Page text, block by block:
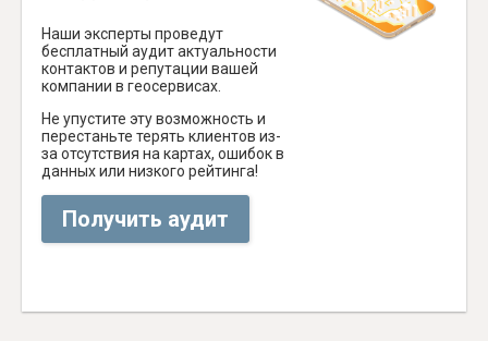
Наши эксперты проведут
бесплатный аудит актуальности
контактов и репутации вашей
компании в геосервисах.
Не упустите эту возможность и
перестаньте терять клиентов из-
за отсутствия на картах, ошибок в
данных или низкого рейтинга!
Получить аудит